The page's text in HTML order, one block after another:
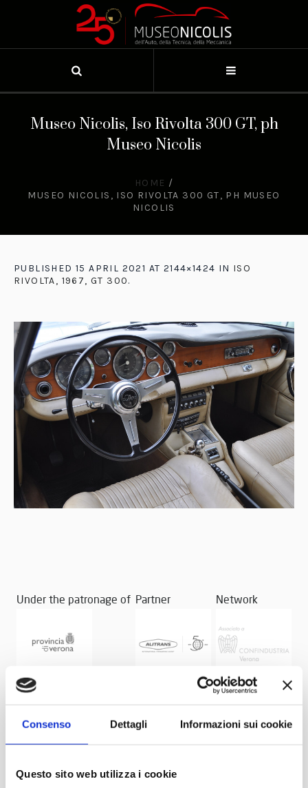
Consenso Dettagli Informazioni sui cookie
Questo sito web utilizza i cookie
Museo Nicolis, Iso Rivolta 300 GT, ph
Museo Nicolis
HOME /
MUSEO NICOLIS, ISO RIVOLTA 300 GT, PH MUSEO
NICOLIS
PUBLISHED 15 APRIL 2021 AT 2144×1424 IN ISO
RIVOLTA, 1967, GT 300.
Under the patronage of Partner Network